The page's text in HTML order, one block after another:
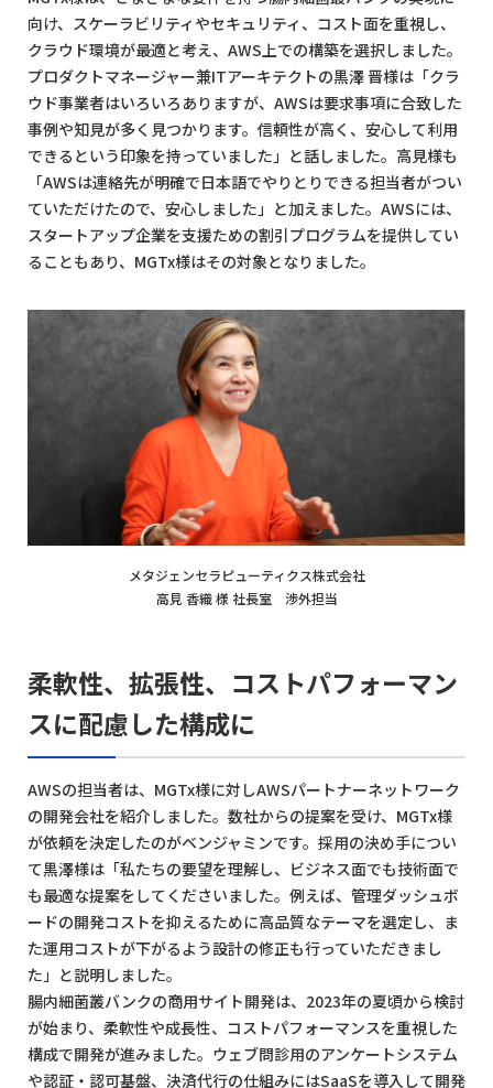
向け、スケーラビリティやセキュリティ、コスト面を重視し、
クラウド環境が最適と考え、AWS上での構築を選択しました。
プロダクトマネージャー兼ITアーキテクトの黒澤 晋様は「クラ
ウド事業者はいろいろありますが、AWSは要求事項に合致した
事例や知見が多く見つかります。信頼性が高く、安心して利用
できるという印象を持っていました」と話しました。高見様も
「AWSは連絡先が明確で日本語でやりとりできる担当者がつい
ていただけたので、安心しました」と加えました。AWSには、
スタートアップ企業を支援ための割引プログラムを提供してい
ることもあり、MGTx様はその対象となりました。
メタジェンセラピューティクス株式会社
高見 香織 様 社長室 渉外担当
柔軟性、拡張性、コストパフォーマン
スに配慮した構成に
AWSの担当者は、MGTx様に対しAWSパートナーネットワーク
の開発会社を紹介しました。数社からの提案を受け、MGTx様
が依頼を決定したのがベンジャミンです。採用の決め手につい
て黒澤様は「私たちの要望を理解し、ビジネス面でも技術面で
も最適な提案をしてくださいました。例えば、管理ダッシュボ
ードの開発コストを抑えるために高品質なテーマを選定し、ま
た運用コストが下がるよう設計の修正も行っていただきまし
た」と説明しました。
腸内細菌叢バンクの商用サイト開発は、2023年の夏頃から検討
が始まり、柔軟性や成長性、コストパフォーマンスを重視した
構成で開発が進みました。ウェブ問診用のアンケートシステム
や認証・認可基盤、決済代行の仕組みにはSaaSを導入して開発